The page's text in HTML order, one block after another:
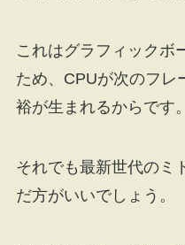
これはグラフィックボ
ため、CPUが次のフレ
裕が生まれるからです。
それでも最新世代のミ
だ方がいいでしょう。